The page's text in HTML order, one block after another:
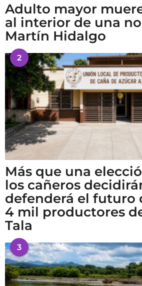
Adulto mayor
al interior de una
Martín Hidalgo
2
Más que una
los cañeros
defenderá el futuro
4 mil productores
Tala
3